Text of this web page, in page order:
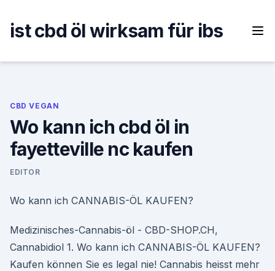
content
ist cbd öl wirksam für ibs
CBD VEGAN
Wo kann ich cbd öl in
fayetteville nc kaufen
EDITOR
Wo kann ich CANNABIS-ÖL KAUFEN?
Medizinisches-Cannabis-öl - CBD-SHOP.CH,
Cannabidiol 1. Wo kann ich CANNABIS-ÖL KAUFEN?
Kaufen können Sie es legal nie! Cannabis heisst mehr